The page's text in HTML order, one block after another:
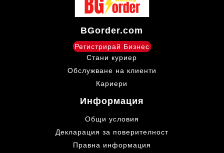
BGorder.com
Регистрирай Бизнес
Стани куриер
Обслужване на клиенти
Кариери
Информация
Общи условия
Декларация за поверителност
Правна информация